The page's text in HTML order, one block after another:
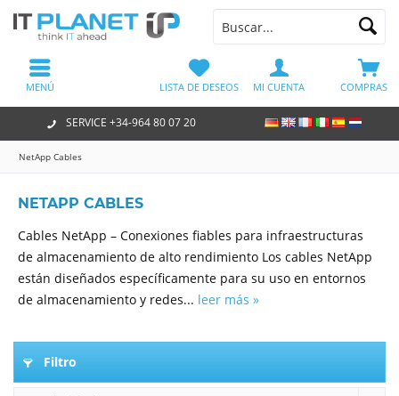
SERVICE +34-964 80 07 20
COMPRAS
LISTA DE DESEOS MI CUENTA
MENÚ
NetApp Cables
NETAPP CABLES
Cables NetApp – Conexiones fiables para infraestructuras
de almacenamiento de alto rendimiento Los cables NetApp
están diseñados específicamente para su uso en entornos
de almacenamiento y redes... leer más »
Filtro